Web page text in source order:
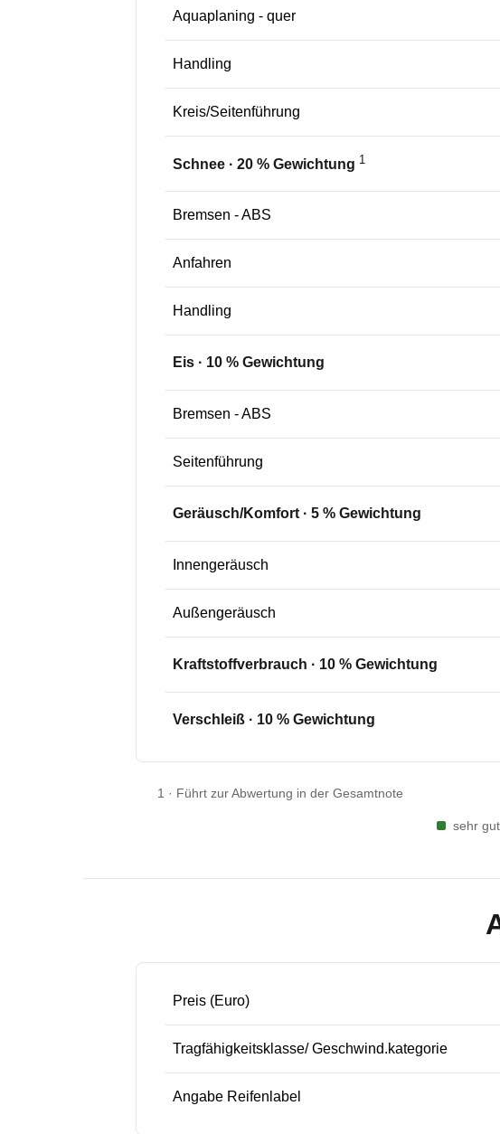
Aquaplaning - quer
Handling
Kreis/Seitenführung
Schnee · 20 % Gewichtung 1
Bremsen - ABS
Anfahren
Handling
Eis · 10 % Gewichtung
Bremsen - ABS
Seitenführung
Geräusch/Komfort · 5 % Gewichtung
Innengeräusch
Außengeräusch
Kraftstoffverbrauch · 10 % Gewichtung
Verschleiß · 10 % Gewichtung
1 · Führt zur Abwertung in der Gesamtnote
sehr gut
Preis (Euro)
Tragfähigkeitsklasse/ Geschwind.kategorie
Angabe Reifenlabel